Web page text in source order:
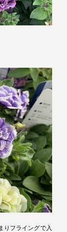
りフライングで入